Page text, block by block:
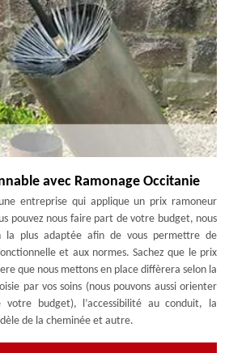
avec Ramonage Occitanie
entreprise qui applique un prix ramoneur
pouvez nous faire part de votre budget, nous
la plus adaptée afin de vous permettre de
et aux normes. Sachez que le prix
que nous mettons en place diffèrera selon la
par vos soins (nous pouvons aussi orienter
budget), l’accessibilité au conduit, la
de la cheminée et autre.